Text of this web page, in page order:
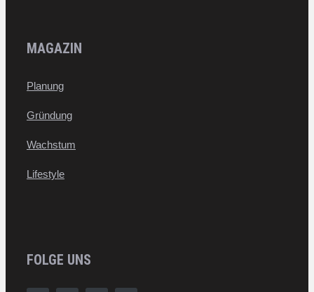
MAGAZIN
Planung
Gründung
Wachstum
Lifestyle
FOLGE UNS